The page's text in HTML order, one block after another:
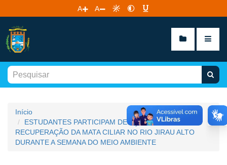
A A
Início
ESTUDANTES PARTICIPAM DE AÇÃO DE
RECUPERAÇÃO DA MATA CILIAR NO RIO JIRAU ALTO
DURANTE A SEMANA DO MEIO AMBIENTE